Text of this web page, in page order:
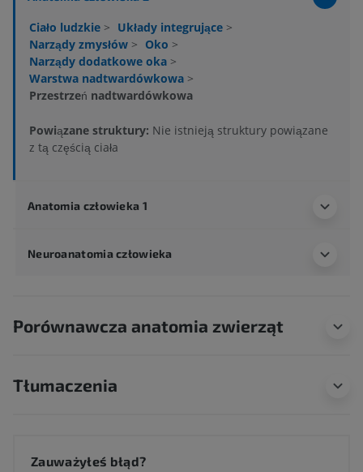
Ciało ludzkie > Układy integrujące >
Narządy zmysłów > Oko >
Narządy dodatkowe oka >
Warstwa nadtwardówkowa >
Przestrzeń nadtwardówkowa
Powiązane struktury: Nie istnieją struktury powiązane
z tą częścią ciała
Anatomia człowieka 1
Neuroanatomia człowieka
Porównawcza anatomia zwierząt
Tłumaczenia
Zauważyłeś błąd?